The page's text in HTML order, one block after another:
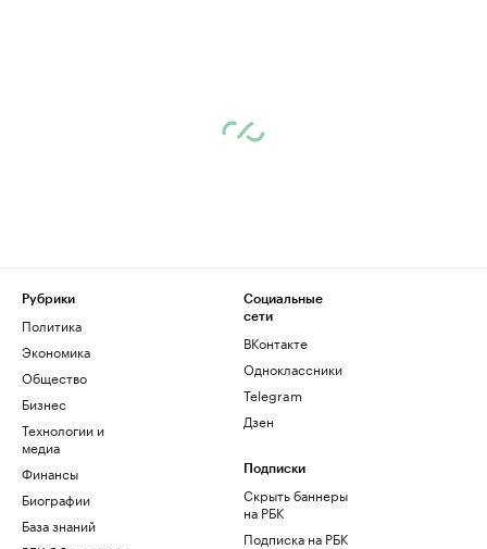
Рубрики
Политика
Экономика
Общество
Бизнес
Технологии и
медиа
Финансы
Биографии
База знаний
Социальные
сети
ВКонтакте
Одноклассники
Telegram
Дзен
Подписки
Скрыть баннеры
на РБК
Подписка на РБК